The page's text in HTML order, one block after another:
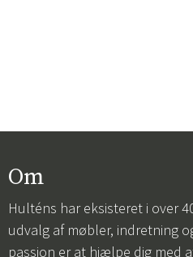
Om
Hulténs har eksisteret i over
udvalg af møbler, indretning
passion er at hjælpe dig med